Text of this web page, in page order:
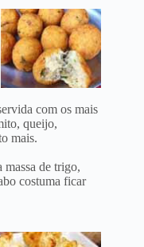
com os mais
queijo,
mais.
massa de trigo,
costuma ficar